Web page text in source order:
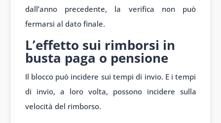
dall’anno precedente, la verifica non può
fermarsi al dato finale.
L’effetto sui rimborsi in
busta paga o pensione
Il blocco può incidere sui tempi di invio. E i tempi
di invio, a loro volta, possono incidere sulla
velocità del rimborso.